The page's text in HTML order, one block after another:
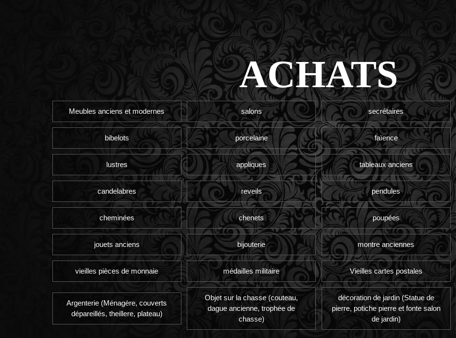
ACHATS
Meubles anciens et modernes salons secrétaires
bibelots porcelaine faïence
lustres appliques tableaux anciens
candelabres reveils pendules
cheminées chenets poupées
jouets anciens bijouterie montre anciennes
vieilles pièces de monnaie médailles militaire Vieilles cartes postales
Argenterie (Ménagère, couverts
dépareillés, theillere, plateau)
Objet sur la chasse (couteau,
dague ancienne, trophée de
chasse)
décoration de jardin (Statue de
pierre, potiche pierre et fonte salon
de jardin)